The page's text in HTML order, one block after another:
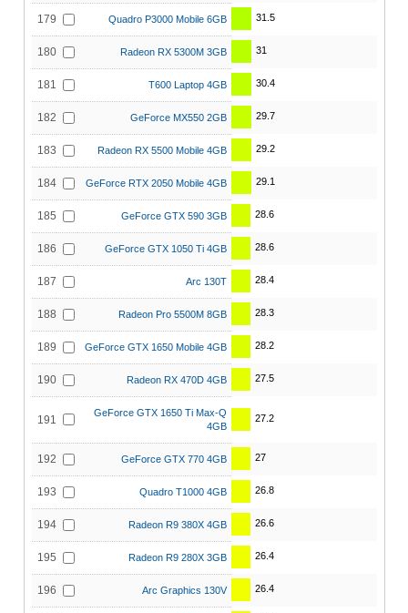
179 Quadro P3000 Mobile 6GB 31.5
180 Radeon RX 5300M 3GB 31
181 T600 Laptop 4GB 30.4
182 GeForce MX550 2GB 29.7
183 Radeon RX 5500 Mobile 4GB 29.2
184 GeForce RTX 2050 Mobile 4GB 29.1
185 GeForce GTX 590 3GB 28.6
186 GeForce GTX 1050 Ti 4GB 28.6
187 Arc 130T 28.4
188 Radeon Pro 5500M 8GB 28.3
189 GeForce GTX 1650 Mobile 4GB 28.2
190 Radeon RX 470D 4GB 27.5
191
GeForce GTX 1650 Ti Max-Q
4GB
27.2
192 GeForce GTX 770 4GB 27
193 Quadro T1000 4GB 26.8
194 Radeon R9 380X 4GB 26.6
195 Radeon R9 280X 3GB 26.4
196 Arc Graphics 130V 26.4